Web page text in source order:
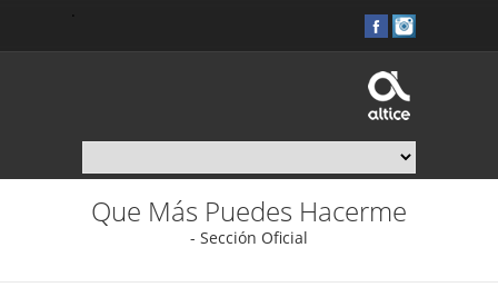
.
Que Más Puedes Hacerme
- Sección Oficial